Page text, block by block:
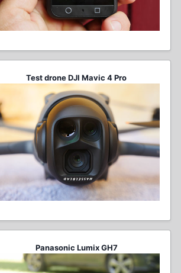
Test drone DJI Mavic 4 Pro
Panasonic Lumix GH7